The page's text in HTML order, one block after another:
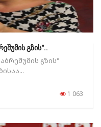
გზის"..
გზის"
1 063